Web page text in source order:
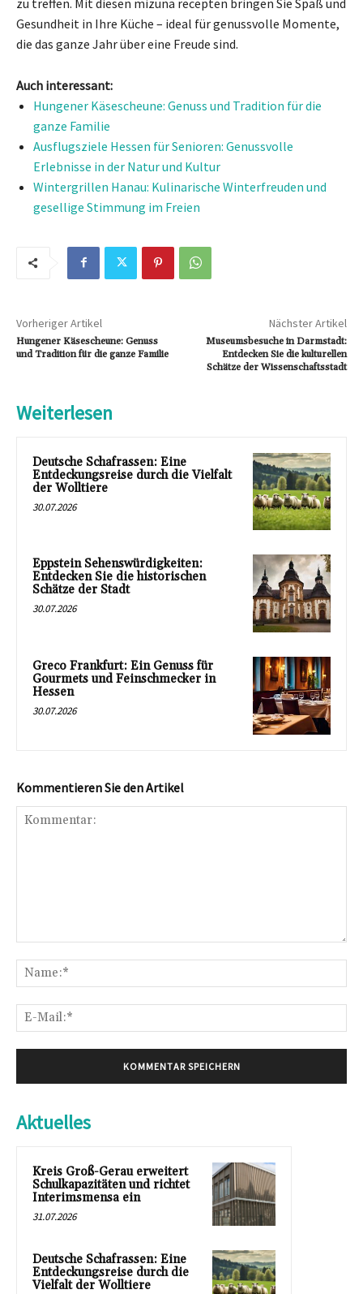
Gesundheit in Ihre Küche – ideal für genussvolle Momente,
die das ganze Jahr über eine Freude sind.
Auch interessant:
Hungener Käsescheune: Genuss und Tradition für die
ganze Familie
Ausflugsziele Hessen für Senioren: Genussvolle
Erlebnisse in der Natur und Kultur
Wintergrillen Hanau: Kulinarische Winterfreuden und
gesellige Stimmung im Freien
Vorheriger Artikel
Hungener Käsescheune: Genuss
und Tradition für die ganze Familie
Nächster Artikel
Museumsbesuche in Darmstadt:
Entdecken Sie die kulturellen
Schätze der Wissenschaftsstadt
Weiterlesen
Deutsche Schafrassen: Eine
Entdeckungsreise durch die Vielfalt
der Wolltiere
30.07.2026
Eppstein Sehenswürdigkeiten:
Entdecken Sie die historischen
Schätze der Stadt
30.07.2026
Greco Frankfurt: Ein Genuss für
Gourmets und Feinschmecker in
Hessen
30.07.2026
Kommentieren Sie den Artikel
Aktuelles
Kreis Groß-Gerau erweitert
Schulkapazitäten und richtet
Interimsmensa ein
31.07.2026
Deutsche Schafrassen: Eine
Entdeckungsreise durch die
Vielfalt der Wolltiere